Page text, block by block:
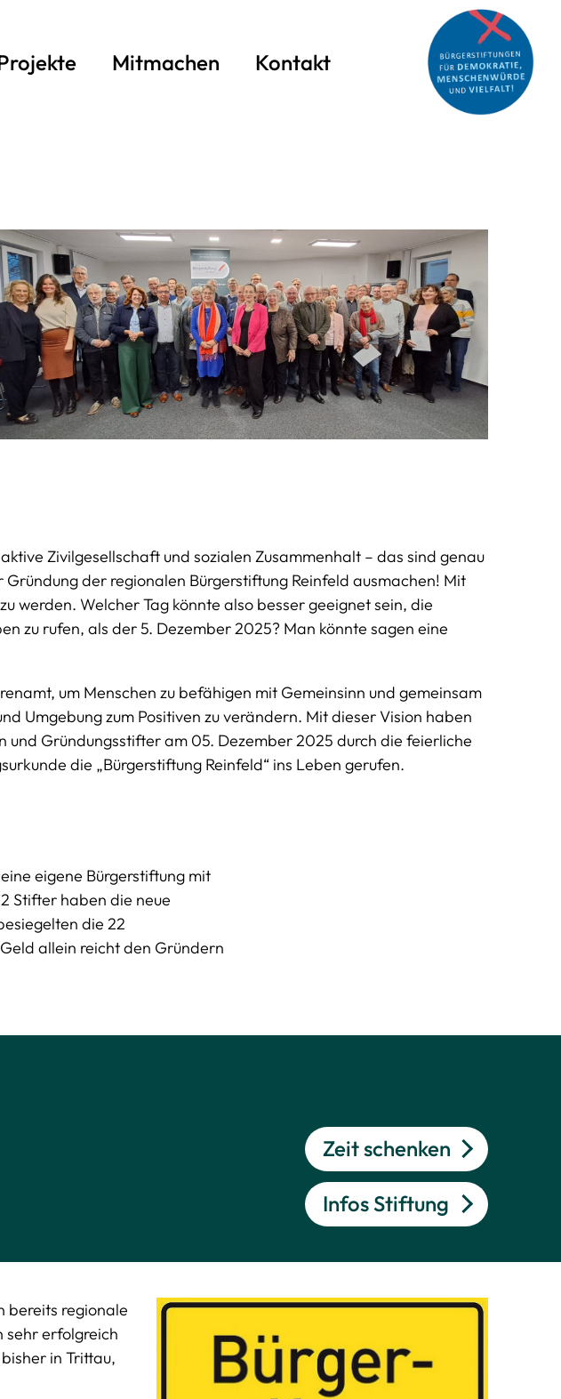
Mitmachen Kontakt
Zivilgesellschaft und sozialen Zusammenhalt – das sind genau
der regionalen Bürgerstiftung Reinfeld ausmachen! Mit
werden. Welcher Tag könnte also besser geeignet sein, die
zu rufen, als der 5. Dezember 2025? Man könnte sagen eine
um Menschen zu befähigen mit Gemeinsinn und gemeinsam
Umgebung zum Positiven zu verändern. Mit dieser Vision haben
und Gründungsstifter am 05. Dezember 2025 durch die feierliche
die „Bürgerstiftung Reinfeld“ ins Leben gerufen.
eigene Bürgerstiftung mit
Stifter haben die neue
die 22
allein reicht den Gründern
Zeit schenken
Infos Stiftung
bereits regionale
sehr erfolgreich
in Trittau,